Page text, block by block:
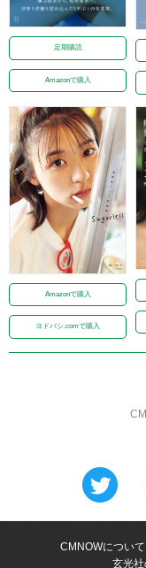
定期購読
Amazonで購入
Amazonで購入
ヨドバシ.comで購入
CMNOWについて
玄光